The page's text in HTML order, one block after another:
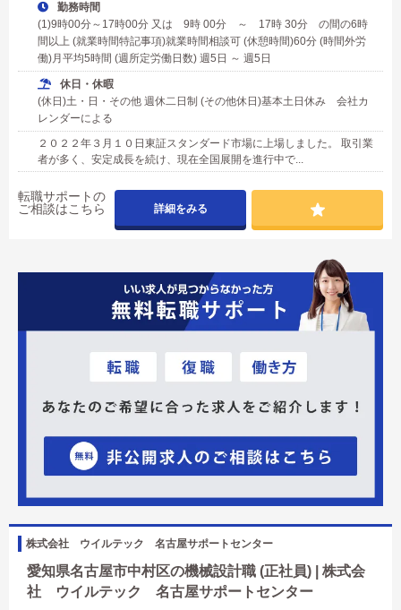
勤務時間
(1)9時00分～17時00分 又は 9時 00分 ～ 17時 30分 の間の6時
間以上 (就業時間特記事項)就業時間相談可 (休憩時間)60分 (時間外労
働)月平均5時間 (週所定労働日数) 週5日 ～ 週5日
休日・休暇
(休日)土・日・その他 週休二日制 (その他休日)基本土日休み 会社カ
レンダーによる
２０２２年３月１０日東証スタンダード市場に上場しました。 取引業
者が多く、安定成長を続け、現在全国展開を進行中で...
転職サポートの
ご相談はこちら
詳細をみる
株式会社 ウイルテック 名古屋サポートセンター
愛知県名古屋市中村区の機械設計職 (正社員) | 株式会
社 ウイルテック 名古屋サポートセンター